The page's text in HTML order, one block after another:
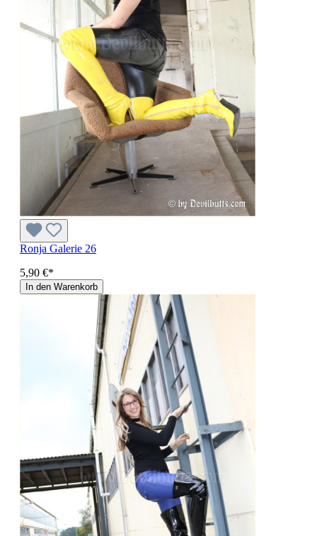
Ronja Galerie 26
5,90 €*
In den Warenkorb